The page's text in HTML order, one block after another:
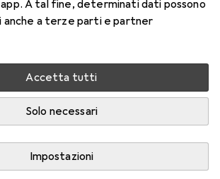
A tal fine, determinati dati possono
anche a terze parti e partner
Accetta tutti
Solo necessari
Impostazioni
ven, 14/8 e mar, 18/8
in stock presso il fornitore
Aggiungi al carrello